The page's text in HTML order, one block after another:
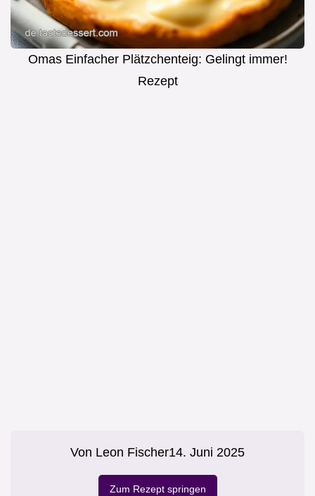
Omas Einfacher Plätzchenteig: Gelingt immer!
Rezept
Von Leon Fischer14. Juni 2025
Zum Rezept springen